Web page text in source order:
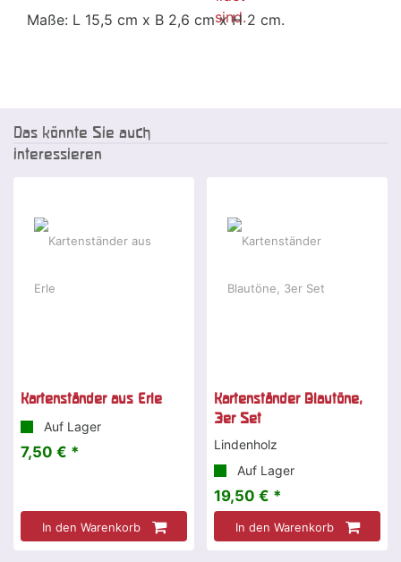
Maße: L 15,5 cm x B 2,6 cm x H 2 cm.
Das könnte Sie auch
interessieren
Kartenständer aus Erle
Auf Lager
7,50 € *
In den Warenkorb
Kartenständer Blautöne,
3er Set
Lindenholz
Auf Lager
19,50 € *
In den Warenkorb